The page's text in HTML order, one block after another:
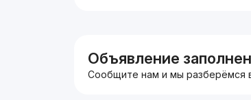
Четыре (4) санузла
Цена: 235.000 у.е/ торг
+998909859959 Николай
Объявление
Сообщите нам и мы разберёмся